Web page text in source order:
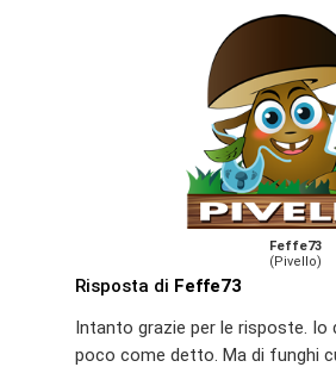
Feffe73
(Pivello)
Risposta di Feffe73
Intanto grazie per le risposte. Io
poco come detto. Ma di funghi